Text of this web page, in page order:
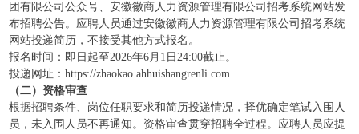
团有限公司公众号、安徽徽商人力资源管理有限公司招考系统网站发
布招聘公告。应聘人员通过安徽徽商人力资源管理有限公司招考系统
网站投递简历，不接受其他方式报名。
报名时间：即日起至2026年6月1日24:00截止。
投递网址：https://zhaokao.ahhuishangrenli.com
（二）资格审查
根据招聘条件、岗位任职要求和简历投递情况，择优确定笔试入围人
员，未入围人员不再通知。资格审查贯穿招聘全过程。应聘人员应提